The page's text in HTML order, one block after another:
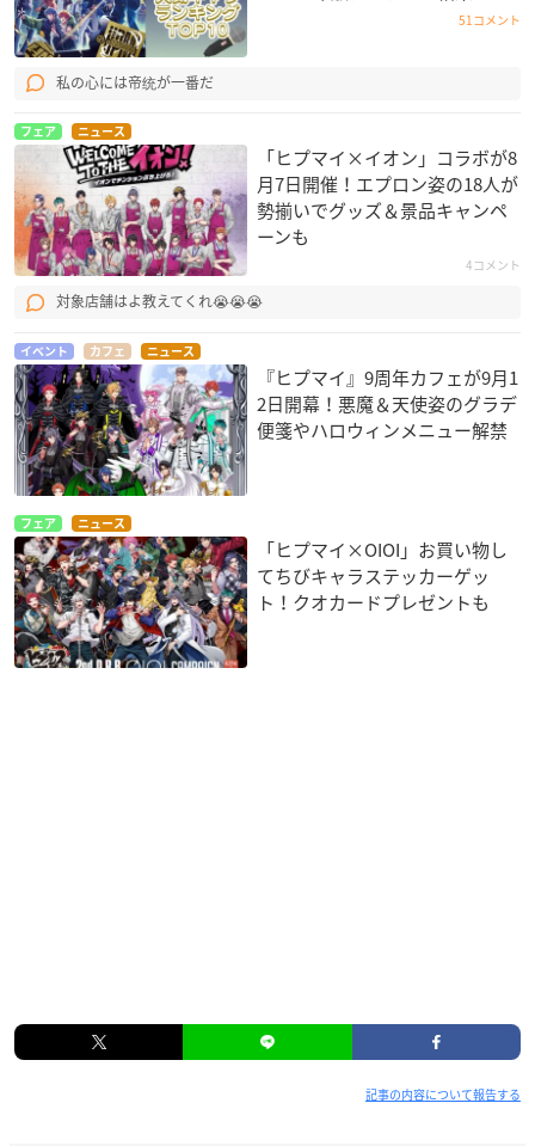
51コメント
私の心には帝统が一番だ
フェア ニュース
「ヒプマイ×イオン」コラボが8
月7日開催！エプロン姿の18人が
勢揃いでグッズ＆景品キャンペ
ーンも
4コメント
対象店舗はよ教えてくれ😭😭😭
イベント カフェ ニュース
『ヒプマイ』9周年カフェが9月1
2日開幕！悪魔＆天使姿のグラデ
便箋やハロウィンメニュー解禁
フェア ニュース
「ヒプマイ×OIOI」お買い物し
てちびキャラステッカーゲッ
ト！クオカードプレゼントも
記事の内容について報告する